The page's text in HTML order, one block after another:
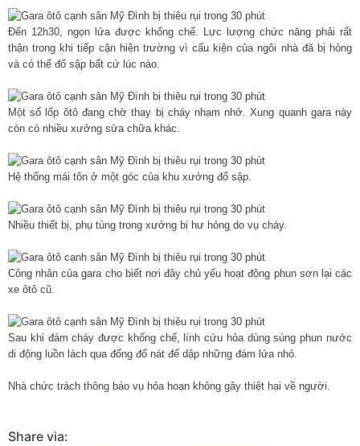
Đến 12h30, ngọn lửa được khống chế. Lực lượng chức năng phải rất
thận trong khi tiếp cận hiện trường vì cấu kiện của ngôi nhà đã bị hỏng
và có thể đổ sập bất cứ lúc nào.
Một số lốp ôtô đang chờ thay bị cháy nham nhở. Xung quanh gara này
còn có nhiều xưởng sửa chữa khác.
Hệ thống mái tôn ở một góc của khu xưởng đổ sập.
Nhiều thiết bị, phụ tùng trong xưởng bị hư hỏng do vụ cháy.
Công nhân của gara cho biết nơi đây chủ yếu hoạt động phun sơn lại các
xe ôtô cũ.
Sau khi đám cháy được khống chế, lính cứu hỏa dùng súng phun nước
di động luồn lách qua đống đổ nát để dập những đám lửa nhỏ.
Nhà chức trách thông báo vụ hỏa hoạn không gây thiệt hại về người.
Share via: